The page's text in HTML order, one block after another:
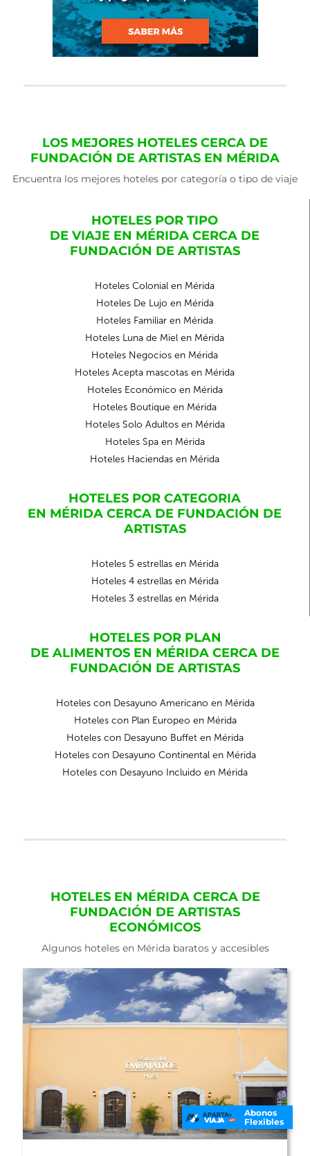
LOS MEJORES HOTELES CERCA DE
FUNDACIÓN DE ARTISTAS EN MÉRIDA
Encuentra los mejores hoteles por categoría o tipo de viaje
HOTELES POR TIPO
DE VIAJE EN MÉRIDA CERCA DE
FUNDACIÓN DE ARTISTAS
Hoteles Colonial en Mérida
Hoteles De Lujo en Mérida
Hoteles Familiar en Mérida
Hoteles Luna de Miel en Mérida
Hoteles Negocios en Mérida
Hoteles Acepta mascotas en Mérida
Hoteles Económico en Mérida
Hoteles Boutique en Mérida
Hoteles Solo Adultos en Mérida
Hoteles Spa en Mérida
Hoteles Haciendas en Mérida
HOTELES POR CATEGORIA
EN MÉRIDA CERCA DE FUNDACIÓN DE
ARTISTAS
Hoteles 5 estrellas en Mérida
Hoteles 4 estrellas en Mérida
Hoteles 3 estrellas en Mérida
HOTELES POR PLAN
DE ALIMENTOS EN MÉRIDA CERCA DE
FUNDACIÓN DE ARTISTAS
Hoteles con Desayuno Americano en Mérida
Hoteles con Plan Europeo en Mérida
Hoteles con Desayuno Buffet en Mérida
Hoteles con Desayuno Continental en Mérida
Hoteles con Desayuno Incluido en Mérida
HOTELES EN MÉRIDA CERCA DE
FUNDACIÓN DE ARTISTAS
ECONÓMICOS
Algunos hoteles en Mérida baratos y accesibles
Abonos
Flexibles